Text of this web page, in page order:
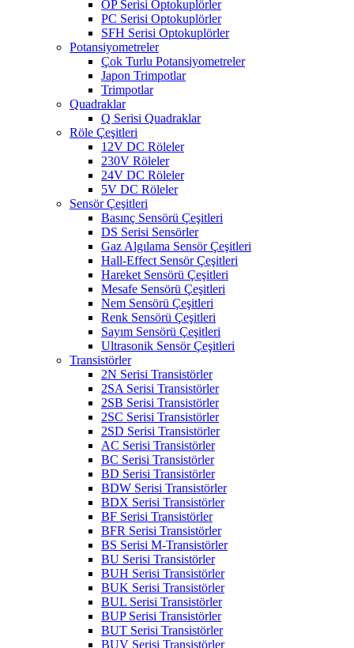
OP Serisi Optokuplörler
PC Serisi Optokuplörler
SFH Serisi Optokuplörler
Potansiyometreler
Çok Turlu Potansiyometreler
Japon Trimpotlar
Trimpotlar
Quadraklar
Q Serisi Quadraklar
Röle Çeşitleri
12V DC Röleler
230V Röleler
24V DC Röleler
5V DC Röleler
Sensör Çeşitleri
Basınç Sensörü Çeşitleri
DS Serisi Sensörler
Gaz Algılama Sensör Çeşitleri
Hall-Effect Sensör Çeşitleri
Hareket Sensörü Çeşitleri
Mesafe Sensörü Çeşitleri
Nem Sensörü Çeşitleri
Renk Sensörü Çeşitleri
Sayım Sensörü Çeşitleri
Ultrasonik Sensör Çeşitleri
Transistörler
2N Serisi Transistörler
2SA Serisi Transistörler
2SB Serisi Transistörler
2SC Serisi Transistörler
2SD Serisi Transistörler
AC Serisi Transistörler
BC Serisi Transistörler
BD Serisi Transistörler
BDW Serisi Transistörler
BDX Serisi Transistörler
BF Serisi Transistörler
BFR Serisi Transistörler
BS Serisi M-Transistörler
BU Serisi Transistörler
BUH Serisi Transistörler
BUK Serisi Transistörler
BUL Serisi Transistörler
BUP Serisi Transistörler
BUT Serisi Transistörler
BUV Serisi Transistörler